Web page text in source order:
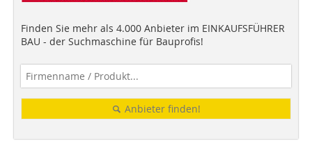
Finden Sie mehr als 4.000 Anbieter im EINKAUFSFÜHRER
BAU - der Suchmaschine für Bauprofis!
Anbieter finden!